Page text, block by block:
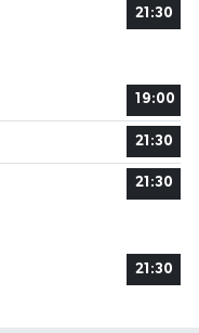
21:30
19:00
21:30
21:30
21:30